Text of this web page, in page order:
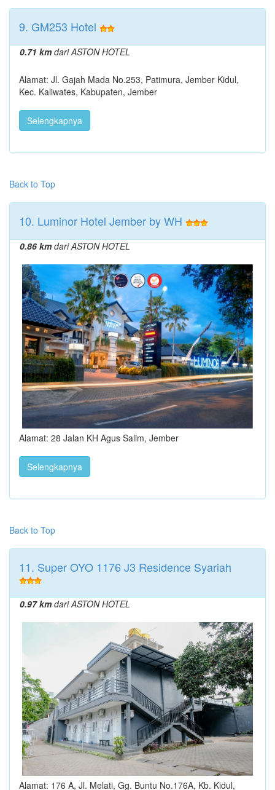
9. GM253 Hotel
0.71 kmdari ASTON HOTEL
Alamat: Jl. Gajah Mada No.253, Patimura, Jember Kidul,
Kec. Kaliwates, Kabupaten, Jember
Selengkapnya
Back to Top
10. Luminor Hotel Jember by WH
0.86 kmdari ASTON HOTEL
Alamat: 28 Jalan KH Agus Salim, Jember
Selengkapnya
Back to Top
11. Super OYO 1176 J3 Residence Syariah
0.97 kmdari ASTON HOTEL
Alamat: 176 A, Jl. Melati, Gg. Buntu No.176A, Kb. Kidul,